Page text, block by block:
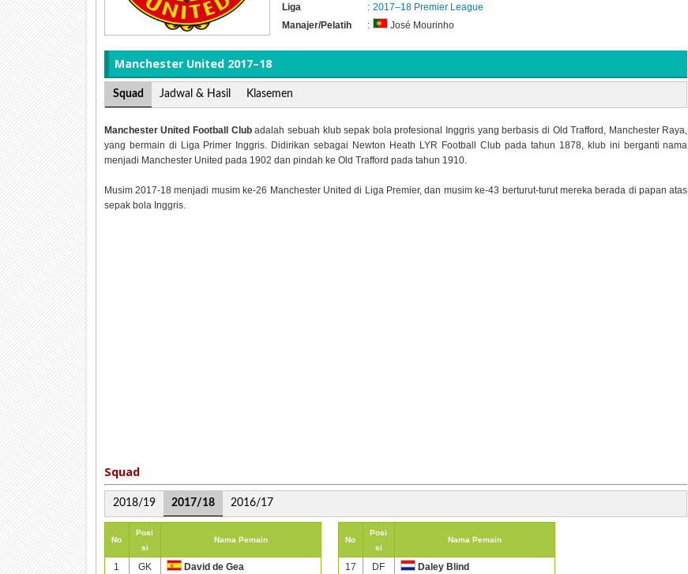
Liga
: 2017–18 Premier League
Manajer/Pelatih
: José Mourinho
Manchester United 2017–18
Squad Jadwal & Hasil Klasemen
Manchester United Football Clubadalah sebuah klub sepak bola profesional Inggris yang berbasis di Old Trafford, Manchester Raya,
yang bermain di Liga Primer Inggris. Didirikan sebagai Newton Heath LYR Football Club pada tahun 1878, klub ini berganti nama
menjadi Manchester United pada 1902 dan pindah ke Old Trafford pada tahun 1910.
Musim 2017-18 menjadi musim ke-26 Manchester United di Liga Premier, dan musim ke-43 berturut-turut mereka berada di papan atas
sepak bola Inggris.
Squad
2018/19 2017/18 2016/17
No
Posi
si
Nama Pemain
1 GK
David de Gea
No
Posi
si
Nama Pemain
17 DF
Daley Blind